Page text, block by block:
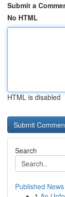
Submit a
No HTML
HTML is disabled
Search
Published News